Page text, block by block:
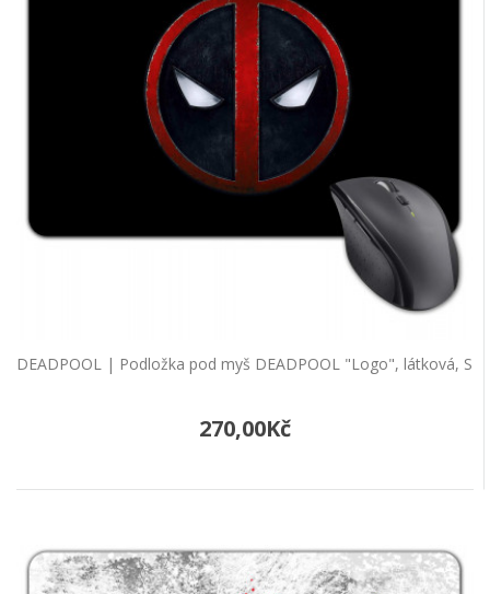
DEADPOOL | Podložka pod myš DEADPOOL "Logo", látková, S
270,00Kč